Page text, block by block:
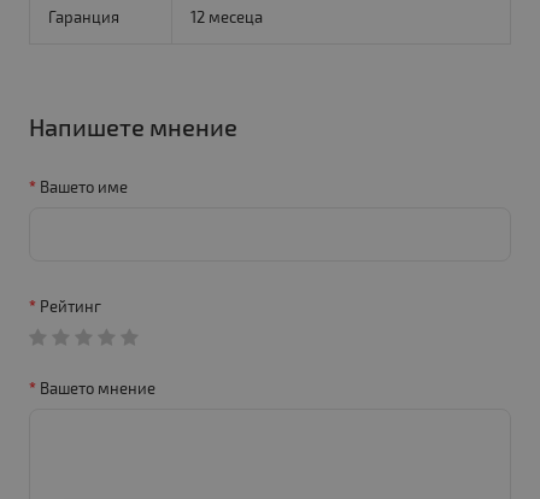
Гаранция 12 месеца
Напишете мнение
Вашето име
Рейтинг
Вашето мнение